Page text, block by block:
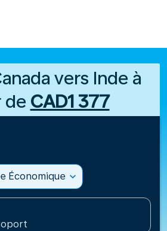
vers Inde à
de CAD1 377
Économique expand_more